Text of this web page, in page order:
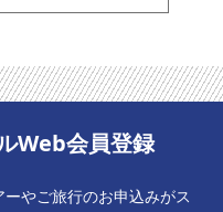
Web会員登録
やご旅行のお申込みがス